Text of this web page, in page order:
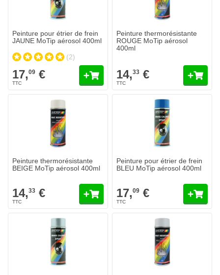
Peinture pour étrier de frein
JAUNE MoTip aérosol 400ml
(2)
17,09 €
Peinture thermorésistante
ROUGE MoTip aérosol
400ml
14,33 €
Peinture thermorésistante
BEIGE MoTip aérosol 400ml
14,33 €
Peinture pour étrier de frein
BLEU MoTip aérosol 400ml
17,09 €